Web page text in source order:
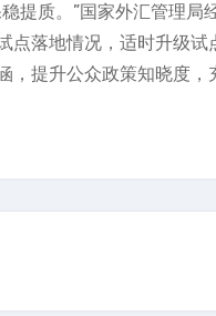
稳提质。”国家外汇管理
落地情况，适时升级
，提升公众政策知晓度